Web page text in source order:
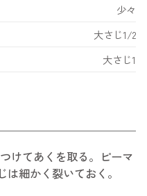
少々
大さじ1/2
大さじ1
けてあくを取る。ピーマ
は細かく裂いておく。